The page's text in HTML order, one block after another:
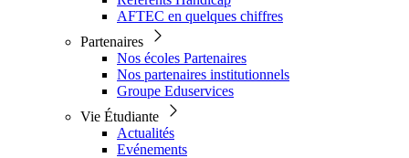
AFTEC en quelques chiffres
Partenaires
Nos écoles Partenaires
Nos partenaires institutionnels
Groupe Eduservices
Vie Étudiante
Actualités
Evénements